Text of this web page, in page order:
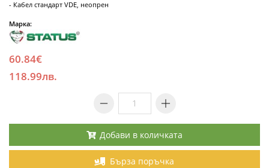
- Кабел стандарт VDE, неопрен
Марка:
60.84€
118.99лв.
Добави в количката
Бърза поръчка